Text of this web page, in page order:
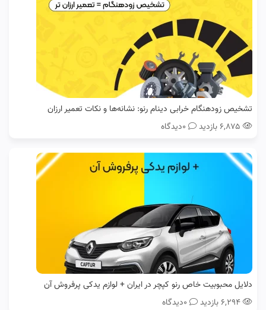
تشخیص زودهنگام خرابی دینام رنو: نشانه‌ها و نکات تعمیر ارزان
۶,۸۷۵ بازدید
0دیدگاه
دلایل محبوبیت خاص رنو کپچر در ایران + لوازم یدکی پرفروش آن
۶,۲۹۴ بازدید
0دیدگاه